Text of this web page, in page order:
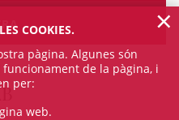
COOKIES.
pàgina. Algunes són
de la pàgina, i
per:
web.
×